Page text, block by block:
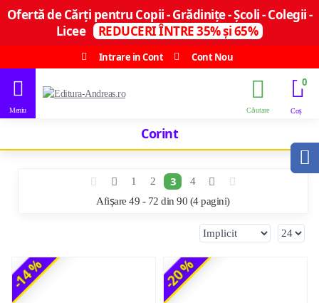
Ofertă de Cărți pentru Copii - Grădinițe - Școli - Colegii -
Licee
REDUCERI ÎNTRE 35% și 65%
Intrare in Cont
Cont Nou
0
Corint
1 2 3
4
Afișare 49 - 72 din 90 (4 pagini)
-14 % -20 %